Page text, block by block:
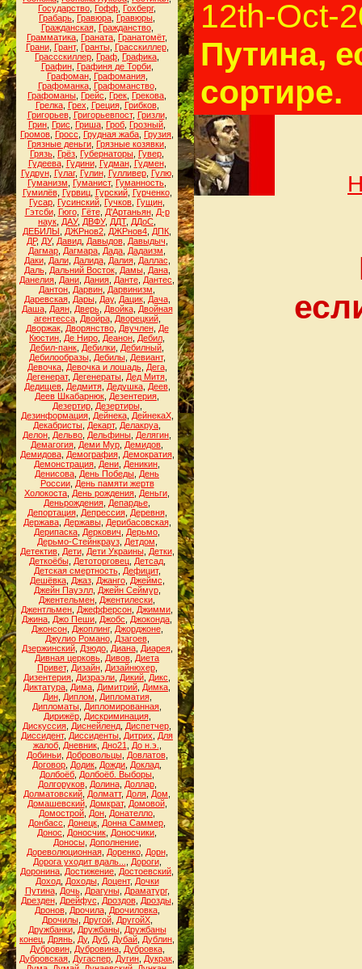
Государство Гофф Гохберг,
Грабарь Гравюра Гравюры
Гражданская, Гражданство,
Грамматика Граната Гранатомёт,
Грани, Грант, Гранты, Грасскиллер,
Грассскиллер Граф Графика
Графин, Графиня де Торби,
Графоман, Графомания,
Графоманка, Графоманство,
Графоманы Грейс Грек Грекова
Грелка, Грех Греция, Грибков,
Григорьев, Григорьевпост, Гризли,
Грин Грис Гриша Гроб Грозный
Громов Гросс Грудная жаба Грузия
Грязные деньги Грязные козявки
Грязь Грёз Губернаторы Гувер
Гудеева, Гудини, Гудман, Гудмен,
Гудрун, Гулаг, Гулин, Гулливер, Гулю,
Гуманизм
Гуманист, Гуманность
Гумилёв, Гурвиц, Гурский, Гурченко,
Гусар Гусинский Гучков Гущин
Гэтсби, Гюго, Гёте, Д'Артаньян, Д-р
наук ДАУ, ДВФУ, ДДТ, ДДоС
ДЕБИЛЫ
ДЖРнов2 ДЖРнов4 ДПК
ДР, ДУ, Давид, Давыдов, Давыдыч
Дагмар Дагмара Дада Дадаизм
Даки, Дали, Далида, Далия, Даллас
Даль, Дальний Восток, Дамы, Дана,
Данелия Дани Дания Данте Дантес
Дантон Дарвин Дарвинизм
Даревская, Дары, Дау, Дацик, Дача,
Даша, Даян, Дверь, Двойка, Двойная
агентесса, Двойра, Дворецкий,
Дворжак, Дворянство, Двучлен, Де
Кюстин Де Ниро Деанон Дебил
Дебил-панк Дебилки Дебилный
Дебилообразы, Дебилы, Девиант,
Девочка, Девочка и лошадь, Дега,
Дегенерат, Дегенераты Дед Митя
Дедищев, Дедмитя, Дедушка, Деев,
Деев Шкабарнюк Дезентерия
Дезертир, Дезертиры,
Дезинформация, Дейнека, ДейнекаХ,
Декабристы Декарт, Делакруа
Делон Дельво Дельфины Делягин
Демагогия Деми Мур Демидов
Демидова, Демография, Демократия,
Демонстрация Дени Деникин
Денисова День Победы День
России, День памяти жертв
Холокоста День рождения Деньги
Деньрождения Депардье
Депортация, Депрессия, Деревня,
Держава, Державы, Дерибасовская,
Дерипаска Деркович Дерьмо
Дерьмо-Стейнкрауз, Детдом
Детектив, Дети, Дети Украины, Детки,
Деткоёбы, Детоторговец, Детсад,
Детская смертность, Дефицит,
Дешёвка, Джаз, Джанго, Джеймс
Джейн Пауэлл, Джейн Сеймур,
Джентельмен Джентилески
Джентльмен Джефферсон Джимми
Джина Джо Пеши Джобс Джоконда
Джонсон, Джоплинг, Джорджоне,
Джулио Романо, Дзагоев,
Дзержинский, Дзюдо, Диана, Диарея,
Дивная церковь Дивов Диета
Привет, Дизайн, Дизайнюхер,
Дизентерия Дизраэли Дикий Дикс
Диктатура Дима Димитрий Димка
Дин, Диплом Дипломатия,
Дипломаты Дипломированная
Дирижёр, Дискриминация,
Дискуссия Диснейленд Диспетчер
Диссидент, Диссиденты Дитрих
Для
жалоб, Дневник, Дно21 До н.э.
Добиньи, Добровольцы, Довлатов,
Договор Додик Дожди Доклад
Долбоёб Долбоёб. Выборы
Долгоруков, Долина, Доллар,
Долматовский Долматт, Доля Дом
Домашевский, Домкрат, Домовой,
Домострой Дон Донателло
Донбасс
Донецк Донна Саммер
Донос
Доносчик Доносчики
Доносы, Дополнение,
Дореволюционная, Доренко, Дорн,
Дорога уходит вдаль...
Дороги,
Доронина Достижение Достоевский
Доход, Доходы, Доцент, Дочки
Путина, Дочь, Драгуны, Драматург,
Дрезден, Дрейфус Дроздов, Дрозды,
Дронов, Дрочила, Дрочиловка,
Дрочилы, Другой, ДругойХ,
Дружбанки, Дружбаны, Дружбаны
конец Дрянь Ду, Дуб Дубай Дублин
Дубровин, Дубровина, Дубровка,
Дубровская Дугаспер Дугин Дукрак
12th-Oct-
Путина,
сортире.